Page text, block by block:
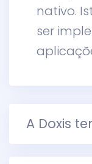
nativo.
ser
A Doxis